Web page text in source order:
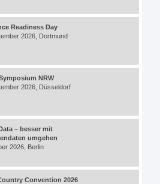
Readiness Day
2026, Dortmund
NRW
2026, Düsseldorf
– besser mit
umgehen
2026, Berlin
Convention 2026